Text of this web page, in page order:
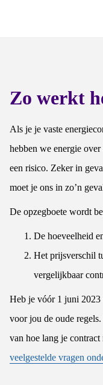
Zo werkt
Als je je vaste
hebben we energie
een risico. Zeker in
moet je ons in zo’n
De opzegboete wordt
De hoeveelheid
Het prijsverschil
vergelijkbaar
Heb je vóór 1 juni 2023
voor jou de oude
van hoe lang je contract
veelgestelde vragen